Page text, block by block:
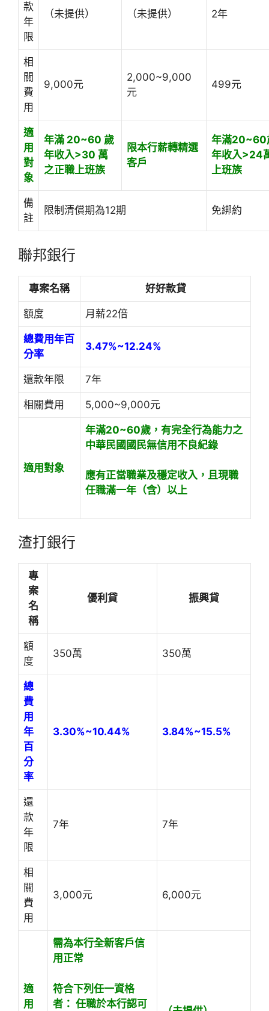
款
年
限
（未提供） （未提供） 2年
相
關
費
用
9,000元
2,000~9,000
元
499元
適
用
對
象
年滿 20~60 歲
年收入>30 萬
之正職上班族
限本行薪轉精選
客戶
年滿20~60
年收入>24
上班族
備
註
限制清償期為12期 免綁約
聯邦銀行
專案名稱 好好款貸
額度 月薪22倍
總費用年百
分率
3.47%~12.24%
還款年限 7年
相關費用 5,000~9,000元
適用對象
年滿20~60歲，有完全行為能力之
中華民國國民無信用不良紀錄
應有正當職業及穩定收入，且現職
任職滿一年（含）以上
渣打銀行
專
案
名
稱
優利貸 振興貸
額
度
350萬 350萬
總
費
用
年
百
分
率
3.30%~10.44% 3.84%~15.5%
還
款
年
限
7年 7年
相
關
費
用
3,000元 6,000元
適
用
需為本行全新客戶信
用正常
符合下列任一資格
者： 任職於本行認可